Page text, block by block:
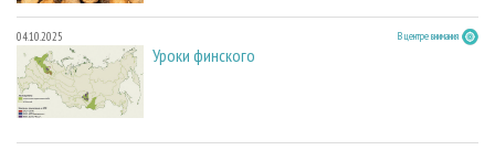
04.10.2025 В центре внимания
Уроки финского